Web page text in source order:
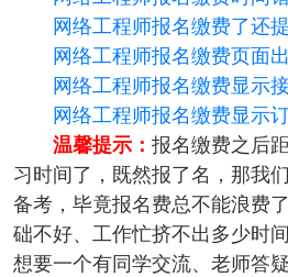
网络工程师报名缴费了还
网络工程师报名缴费页面
网络工程师报名缴费显示
网络工程师报名缴费显示
温馨提示： 报名缴费之后
习时间了，既然报了名，那我
备考，毕竟报名费总不能浪费
础不好、工作忙挤不出多少时
想要一个有同学交流、老师答